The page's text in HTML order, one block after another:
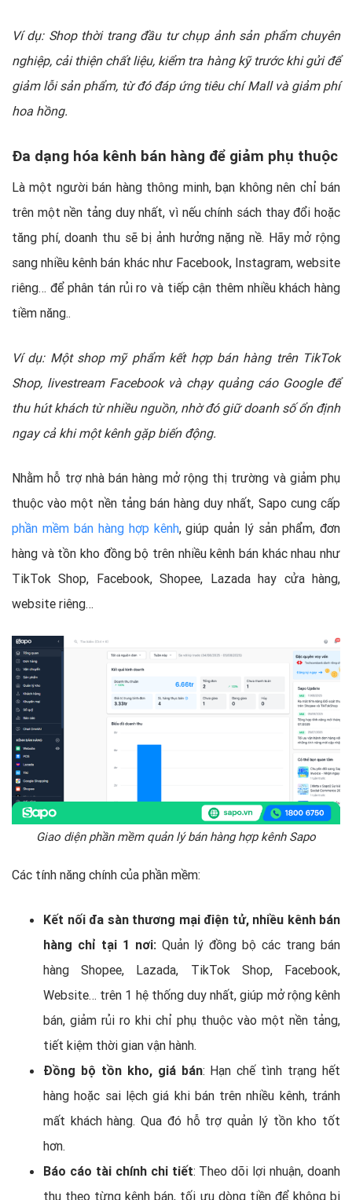
Ví dụ: Shop thời trang đầu tư chụp ảnh sản phẩm chuyên
nghiệp, cải thiện chất liệu, kiểm tra hàng kỹ trước khi gửi để
giảm lỗi sản phẩm, từ đó đáp ứng tiêu chí Mall và giảm phí
hoa hồng.
Đa dạng hóa kênh bán hàng để giảm phụ thuộc
Là một người bán hàng thông minh, bạn không nên chỉ bán
trên một nền tảng duy nhất, vì nếu chính sách thay đổi hoặc
tăng phí, doanh thu sẽ bị ảnh hưởng nặng nề. Hãy mở rộng
sang nhiều kênh bán khác như Facebook, Instagram, website
riêng… để phân tán rủi ro và tiếp cận thêm nhiều khách hàng
tiềm năng..
Ví dụ: Một shop mỹ phẩm kết hợp bán hàng trên TikTok
Shop, livestream Facebook và chạy quảng cáo Google để
thu hút khách từ nhiều nguồn, nhờ đó giữ doanh số ổn định
ngay cả khi một kênh gặp biến động.
Nhằm hỗ trợ nhà bán hàng mở rộng thị trường và giảm phụ
thuộc vào một nền tảng bán hàng duy nhất, Sapo cung cấp
phần mềm bán hàng hợp kênh, giúp quản lý sản phẩm, đơn
hàng và tồn kho đồng bộ trên nhiều kênh bán khác nhau như
TikTok Shop, Facebook, Shopee, Lazada hay cửa hàng,
website riêng…
Giao diện phần mềm quản lý bán hàng hợp kênh Sapo
Các tính năng chính của phần mềm:
Kết nối đa sàn thương mại điện tử, nhiều kênh bán
hàng chỉ tại 1 nơi:Quản lý đồng bộ các trang bán
hàng Shopee, Lazada, TikTok Shop, Facebook,
Website… trên 1 hệ thống duy nhất, giúp mở rộng kênh
bán, giảm rủi ro khi chỉ phụ thuộc vào một nền tảng,
tiết kiệm thời gian vận hành.
Đồng bộ tồn kho, giá bán: Hạn chế tình trạng hết
hàng hoặc sai lệch giá khi bán trên nhiều kênh, tránh
mất khách hàng. Qua đó hỗ trợ quản lý tồn kho tốt
hơn.
Báo cáo tài chính chi tiết: Theo dõi lợi nhuận, doanh
thu theo từng kênh bán, tối ưu dòng tiền để không bị